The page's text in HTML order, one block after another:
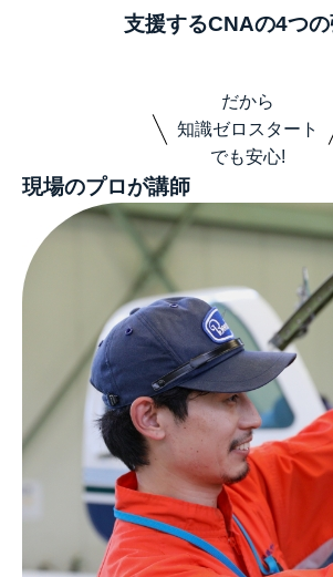
支援するCNAの4つ
だから
知識ゼロスタート
でも安心!
現場のプロが講師